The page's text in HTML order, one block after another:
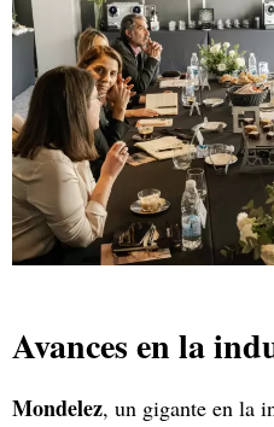
Avances en la
Mondelez, un gigante en la